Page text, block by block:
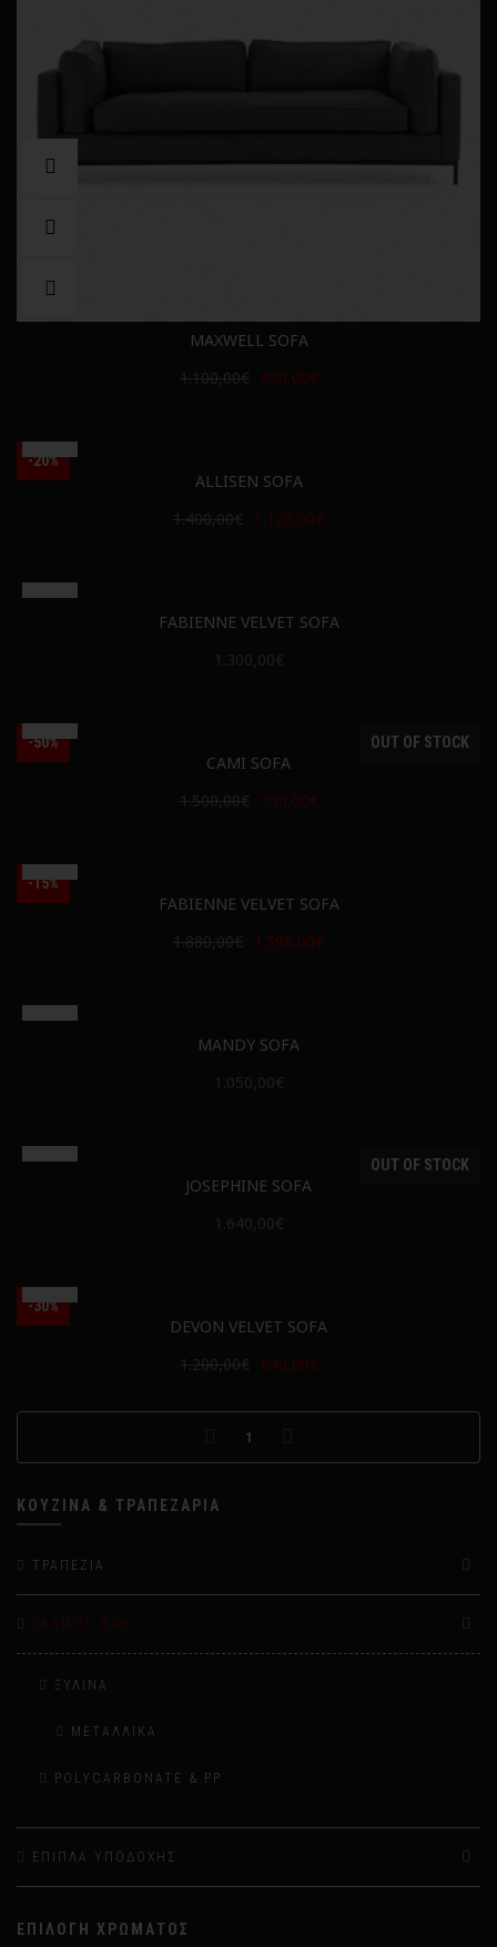
MAXWELL SOFA
1.100,00€
990,00€
-20%
ALLISEN SOFA
1.400,00€
1.120,00€
FABIENNE VELVET SOFA
1.300,00€
-50% OUT OF STOCK
CAMI SOFA
1.500,00€
750,00€
-15%
FABIENNE VELVET SOFA
1.880,00€
1.598,00€
MANDY SOFA
1.050,00€
OUT OF STOCK
JOSEPHINE SOFA
1.640,00€
-30%
DEVON VELVET SOFA
1.200,00€
840,00€
1
ΚΟΥΖΊΝΑ & ΤΡΑΠΕΖΑΡΊΑ
ΤΡΑΠΈΖΙΑ
ΣΚΑΜΠΌ BAR
ΞΎΛΙΝΑ
ΜΕΤΑΛΛΙΚΆ
POLYCARBONATE & PP
ΈΠΙΠΛΑ ΥΠΟΔΟΧΉΣ
ΕΠΙΛΟΓΉ ΧΡΏΜΑΤΟΣ